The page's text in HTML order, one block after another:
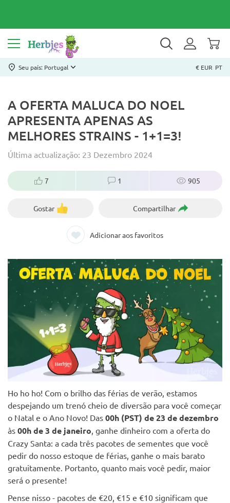
Seu país: Portugal € EUR PT
A OFERTA MALUCA DO NOEL
APRESENTA APENAS AS
MELHORES STRAINS - 1+1=3!
Última actualização: 23 Dezembro 2024
Ho ho ho! Com o brilho das férias de verão, estamos
despejando um trenó cheio de diversão para você começar
o Natal e o Ano Novo! Das 00h (PST) de 23 de dezembro
às 00h de 3 de janeiro , ganhe dinheiro com a oferta do
Crazy Santa: a cada três pacotes de sementes que você
pedir do nosso estoque de férias, ganhe o mais barato
gratuitamente. Portanto, quanto mais você pedir, maior
será o presente!
Pense nisso - pacotes de €20, €15 e €10 significam que
7 1 905
Gostar Compartilhar
Adicionar aos favoritos